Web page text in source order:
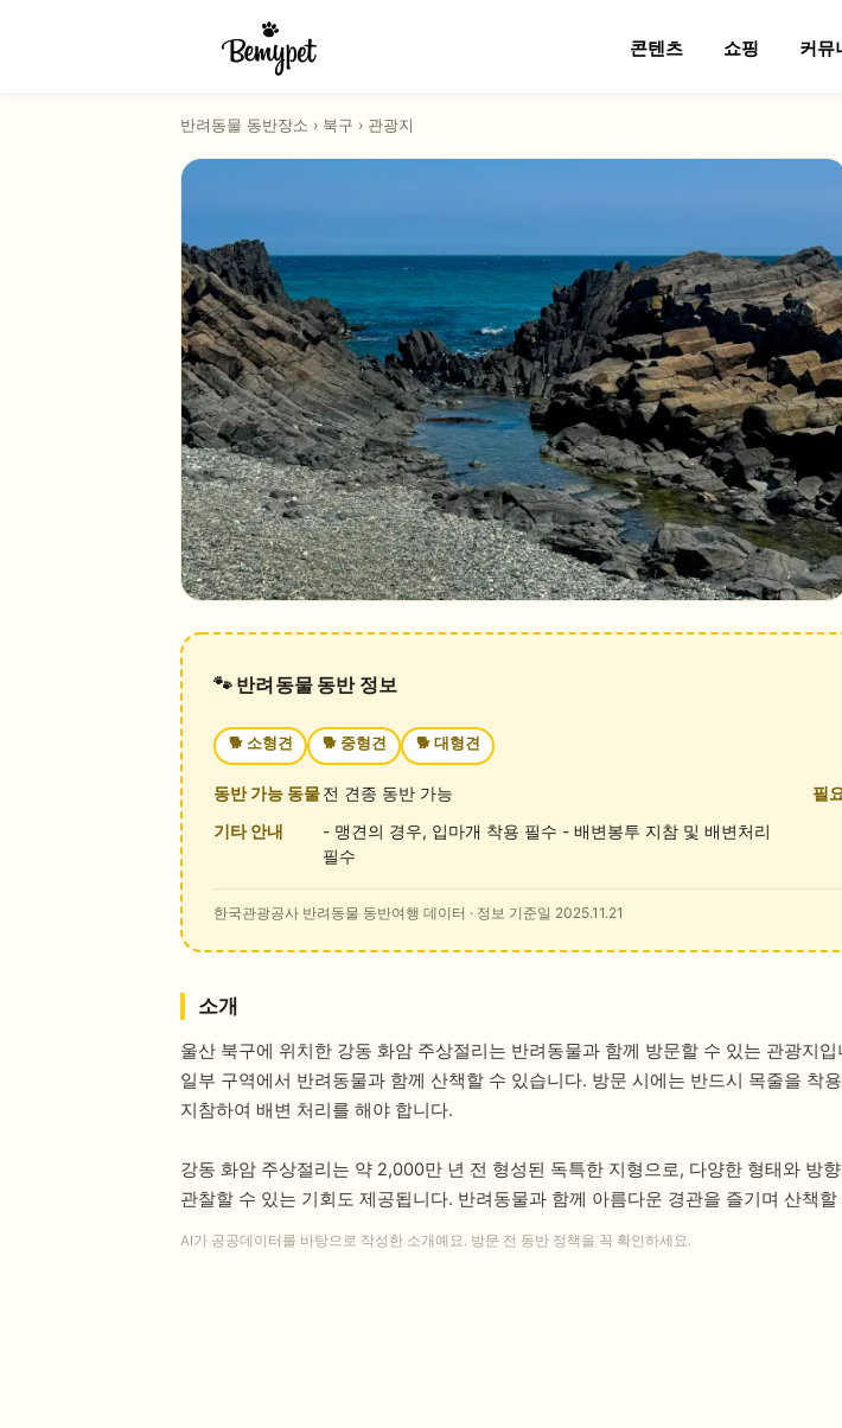
콘텐츠 쇼핑 커뮤
반려동물 동반장소 › 북구 › 관광지
🐾 반려동물 동반 정보
🐕 소형견 🐕 중형견 🐕 대형견
동반 가능 동물전 견종 동반 가능 필
기타 안내
- 맹견의 경우, 입마개 착용 필수 - 배변봉투 지참 및 배변처리
필수
한국관광공사 반려동물 동반여행 데이터 · 정보 기준일 2025.11.21
소개
울산 북구에 위치한 강동 화암 주상절리는 반려동물과 함께 방문할 수 있는 관광지
일부 구역에서 반려동물과 함께 산책할 수 있습니다. 방문 시에는 반드시 목줄을 착
지참하여 배변 처리를 해야 합니다.
강동 화암 주상절리는 약 2,000만 년 전 형성된 독특한 지형으로, 다양한 형태와 방
관찰할 수 있는 기회도 제공됩니다. 반려동물과 함께 아름다운 경관을 즐기며 산책
AI가 공공데이터를 바탕으로 작성한 소개예요. 방문 전 동반 정책을 꼭 확인하세요.